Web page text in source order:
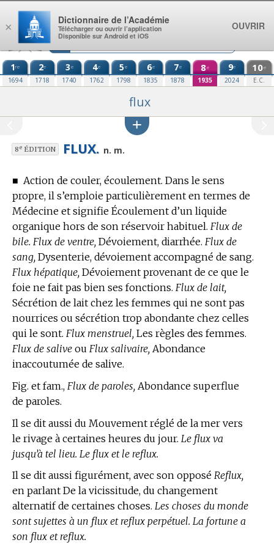
Aller au contenu
1re
1694
2e
1718
3e
1740
4e
1762
5e
1798
6e
1835
7e
1878
8e
1935
9e
2024
10e
E.C.
flux
8eÉDITION FLUX. n. m.
■ Action de couler, écoulement. Dans le sens
propre, il s’emploie particulièrement en termes de
Médecine et signifie Écoulement d’un liquide
organique hors de son réservoir habituel. Flux de
bile. Flux de ventre, Dévoiement, diarrhée. Flux de
sang, Dysenterie, dévoiement accompagné de sang.
Flux hépatique, Dévoiement provenant de ce que le
foie ne fait pas bien ses fonctions. Flux de lait,
Sécrétion de lait chez les femmes qui ne sont pas
nourrices ou sécrétion trop abondante chez celles
qui le sont. Flux menstruel, Les règles des femmes.
Flux de salive ou Flux salivaire, Abondance
inaccoutumée de salive.
Fig. et fam., Flux de paroles, Abondance superflue
de paroles.
Il se dit aussi du Mouvement réglé de la mer vers
le rivage à certaines heures du jour. Le flux va
jusqu’à tel lieu. Le flux et le reflux.
Il se dit aussi figurément, avec son opposé Reflux,
en parlant De la vicissitude, du changement
alternatif de certaines choses. Les choses du monde
sont sujettes à un flux et reflux perpétuel. La fortune a
son flux et reflux.
×
Dictionnaire de l’Académie
Télécharger ou ouvrir l’application
Disponible sur Android et iOS
OUVRIR